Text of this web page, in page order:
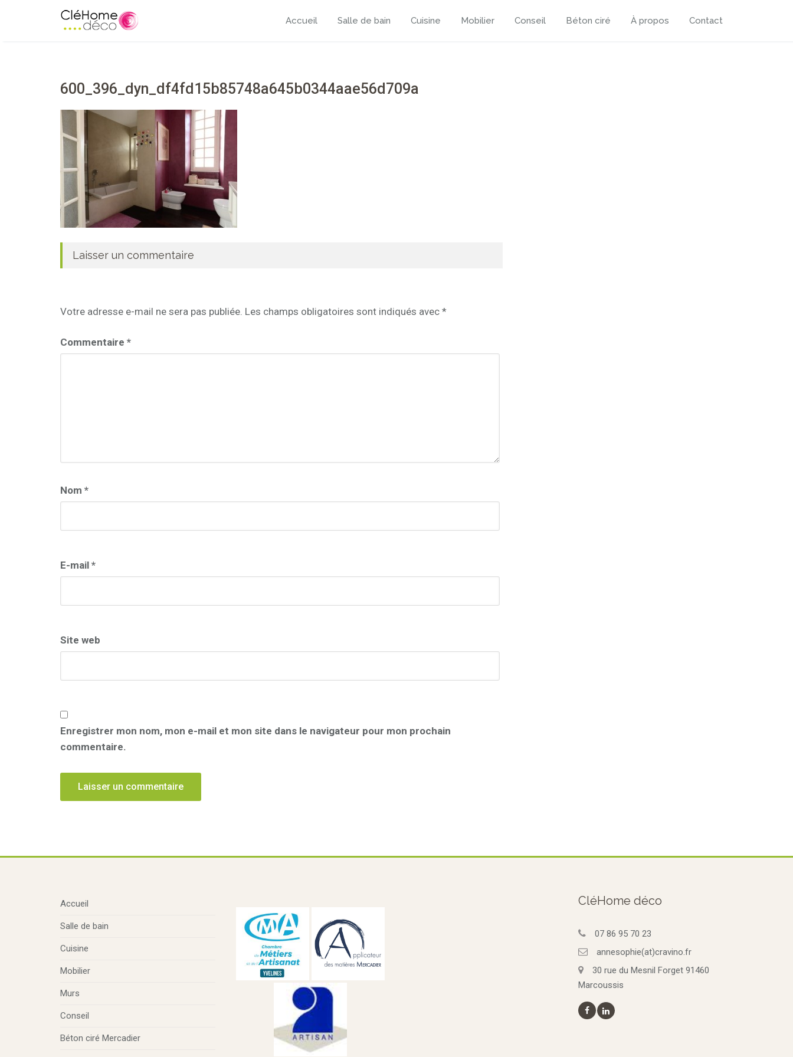
Accueil Salle de bain Cuisine Mobilier Conseil Béton ciré À propos Contact
600_396_dyn_df4fd15b85748a645b0344aae56d709a
Laisser un commentaire
Votre adresse e-mail ne sera pas publiée. Les champs obligatoires sont indiqués avec *
Commentaire *
Nom *
E-mail *
Site web
Enregistrer mon nom, mon e-mail et mon site dans le navigateur pour mon prochain
commentaire.
Accueil
Salle de bain
Cuisine
Mobilier
Murs
Conseil
Béton ciré Mercadier
CléHome déco
07 86 95 70 23
annesophie(at)cravino.fr
30 rue du Mesnil Forget 91460
Marcoussis